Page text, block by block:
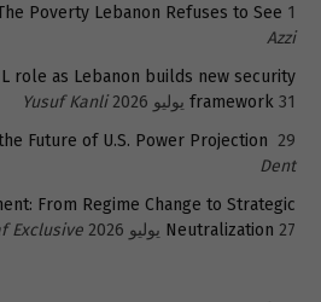
Poverty Lebanon Refuses to See 1 أغسطس 2026
Azzi
role as Lebanon builds new security
framework 31 يوليو 2026
Yusuf Kanli
Future of U.S. Power Projection 29 يوليو 2026
Dent
From Regime Change to Strategic
Neutralization 27 يوليو 2026 Exclusive